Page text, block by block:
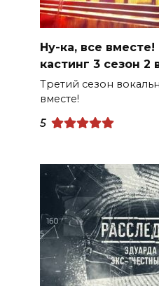
Ну-ка, все
кастинг 3 сезон 2
Третий сезон
вместе!
5